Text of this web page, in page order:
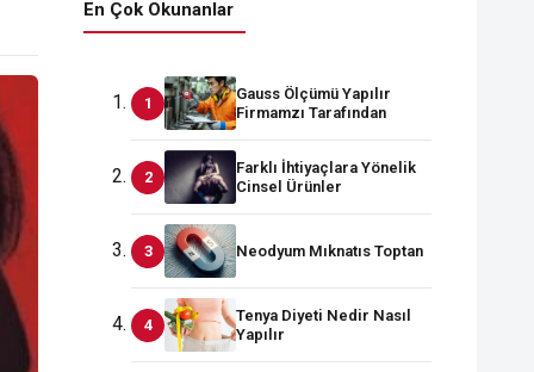
En Çok Okunanlar
Gauss Ölçümü Yapılır
Firmamzı Tarafından
Farklı İhtiyaçlara Yönelik
Cinsel Ürünler
Neodyum Mıknatıs Toptan
Tenya Diyeti Nedir Nasıl
Yapılır